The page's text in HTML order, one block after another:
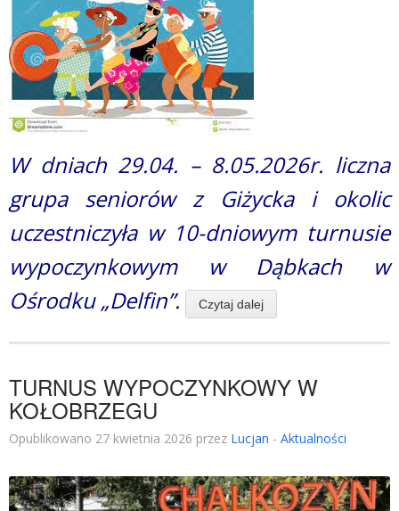
W dniach 29.04. – 8.05.2026r. liczna
grupa seniorów z Giżycka i okolic
uczestniczyła w 10-dniowym turnusie
wypoczynkowym w Dąbkach w
Ośrodku „Delfin”.
Czytaj dalej
TURNUS WYPOCZYNKOWY W
KOŁOBRZEGU
Opublikowano 27 kwietnia 2026 przez Lucjan - Aktualności